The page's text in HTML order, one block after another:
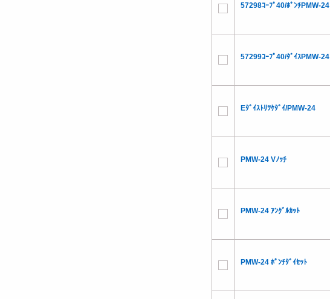
57298ｺｰﾌﾟ40/ﾎﾟﾝﾁPMW-24
57299ｺｰﾌﾟ40/ﾀﾞｲｽPMW-24
Eﾀﾞｲｽﾄﾘﾂｹﾀﾞｲ/PMW-24
PMW-24 Vﾉｯﾁ
PMW-24 ｱﾝｸﾞﾙｶｯﾄ
PMW-24 ﾎﾟﾝﾁﾀﾞｲｾｯﾄ